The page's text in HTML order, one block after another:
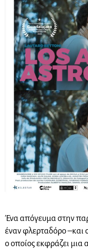
Ένα απόγευμα στην
έναν φλερταδόρο –και
ο οποίος εκφράζει μια